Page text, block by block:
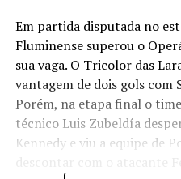
Em partida disputada no
Fluminense superou o
sua vaga. O Tricolor das
vantagem de dois gols com
Porém, na etapa final o
técnico Luis Zubeldía
Kennedy e viu a equipe de